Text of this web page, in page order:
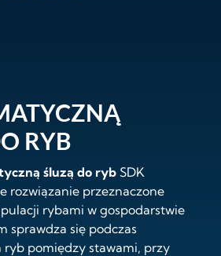
RYB
śluzą do rybSDK
rozwiązanie przeznaczone
rybami w gospodarstwie
sprawdza się podczas
ryb pomiędzy stawami, przy